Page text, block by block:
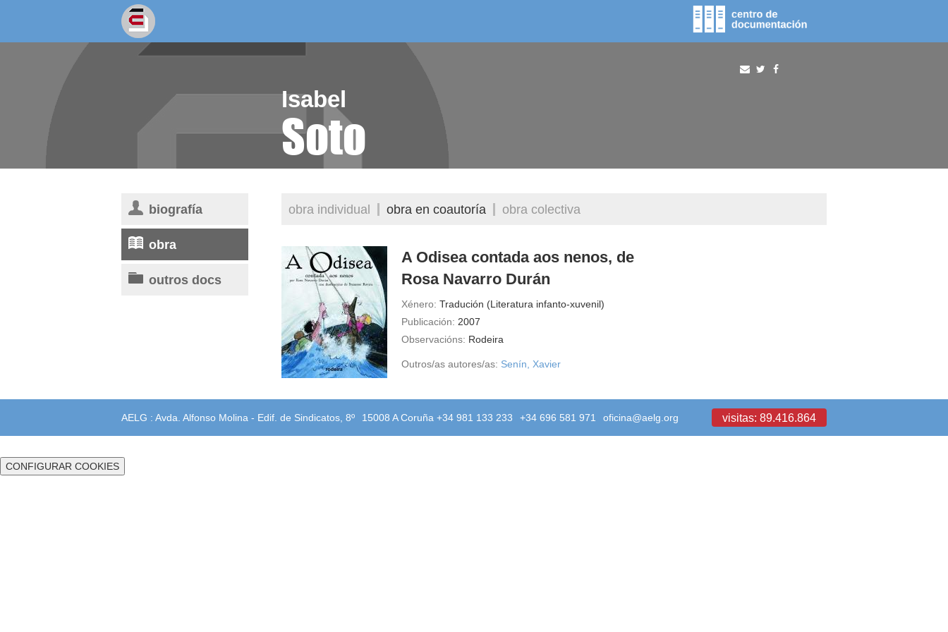
socios/as fototeca procura
Isabel
Soto
biografía
obra
outros docs
obra individual obra en coautoría obra colectiva
A Odisea contada aos nenos, de
Rosa Navarro Durán
Xénero: Tradución (Literatura infanto-xuvenil)
Publicación: 2007
Observacións: Rodeira
Outros/as autores/as: Senín, Xavier
AELG : Avda. Alfonso Molina - Edif. de Sindicatos, 8º 15008 A Coruña +34 981 133 233 +34 696 581 971 oficina@aelg.org visitas: 89.416.864
CONFIGURAR COOKIES